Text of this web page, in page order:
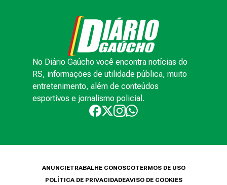
No Diário Gaúcho você encontra notícias do
RS, informações de utilidade pública, muito
entretenimento, além de conteúdos
esportivos e jornalismo policial.
ANUNCIETRABALHE CONOSCOTERMOS DE USO
POLÍTICA DE PRIVACIDADEAVISO DE COOKIES